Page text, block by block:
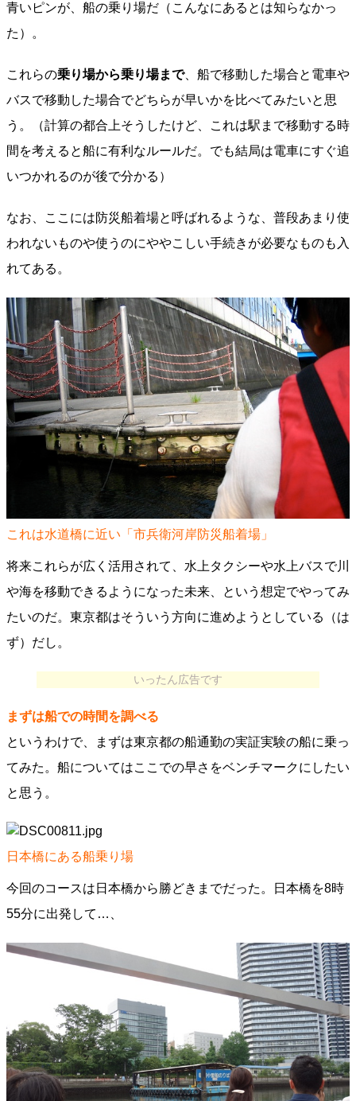
青いピンが、船の乗り場だ（こんなにあるとは知らなかっ
た）。
これらの乗り場から乗り場まで、船で移動した場合と電車や
バスで移動した場合でどちらが早いかを比べてみたいと思
う。（計算の都合上そうしたけど、これは駅まで移動する時
間を考えると船に有利なルールだ。でも結局は電車にすぐ追
いつかれるのが後で分かる）
なお、ここには防災船着場と呼ばれるような、普段あまり使
われないものや使うのにややこしい手続きが必要なものも入
れてある。
これは水道橋に近い「市兵衛河岸防災船着場」
将来これらが広く活用されて、水上タクシーや水上バスで川
や海を移動できるようになった未来、という想定でやってみ
たいのだ。東京都はそういう方向に進めようとしている（は
ず）だし。
いったん広告です
まずは船での時間を調べる
というわけで、まずは東京都の船通勤の実証実験の船に乗っ
てみた。船についてはここでの早さをベンチマークにしたい
と思う。
日本橋にある船乗り場
今回のコースは日本橋から勝どきまでだった。日本橋を8時
55分に出発して…、